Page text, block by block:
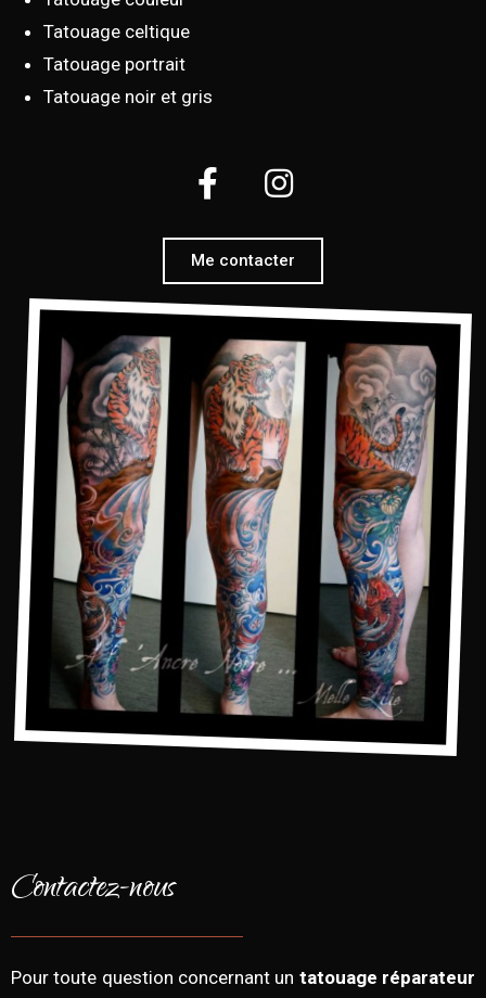
Tatouage celtique
Tatouage portrait
Tatouage noir et gris
Me contacter
Contactez-nous
Pour toute question concernant un tatouage réparateur